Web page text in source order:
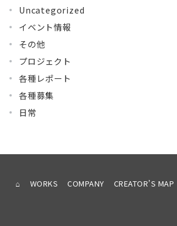
Uncategorized
イベント情報
その他
プロジェクト
各種レポート
各種募集
日常
⌂ WORKS COMPANY CREATOR’S MAP